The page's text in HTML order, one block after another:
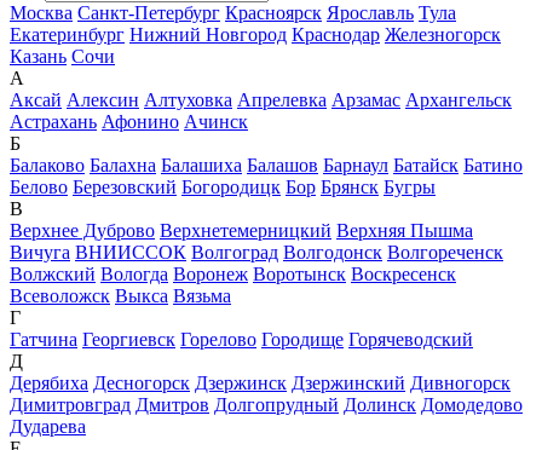
Москва Санкт-Петербург Красноярск Ярославль Тула
Екатеринбург Нижний Новгород Краснодар Железногорск
Казань Сочи
А
Аксай Алексин Алтуховка Апрелевка Арзамас Архангельск
Астрахань Афонино Ачинск
Б
Балаково Балахна Балашиха Балашов Барнаул Батайск Батино
Белово Березовский Богородицк Бор Брянск Бугры
В
Верхнее Дуброво Верхнетемерницкий Верхняя Пышма
Вичуга ВНИИССОК Волгоград Волгодонск Волгореченск
Волжский Вологда Воронеж Воротынск Воскресенск
Всеволожск Выкса Вязьма
Г
Гатчина Георгиевск Горелово Городище Горячеводский
Д
Дерябиха Десногорск Дзержинск Дзержинский Дивногорск
Димитровград Дмитров Долгопрудный Долинск Домодедово
Дударева